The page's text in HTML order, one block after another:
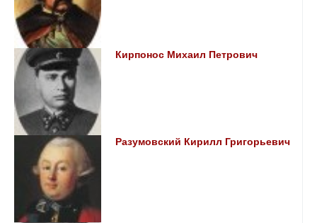
Кирпонос Михаил Петрович
Разумовский Кирилл Григорьевич